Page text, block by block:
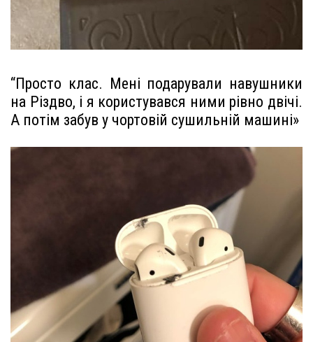
“Просто клас. Мені подарували навушники
на Різдво, і я користувався ними рівно двічі.
А потім забув у чортовій сушильній машині»